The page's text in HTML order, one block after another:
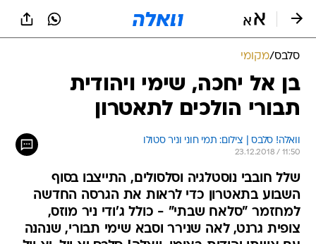
סלבס/מקומי
בן אל יחכה, שימי ויהודית
תבורי הולכים לתאטרון
וואלה! סלבס | צילום: תמי חוני וניר סטולו
23.12.2018 / 11:50
שלל חובבי נוסטלגיה וסלסולים, התייצבו בסוף
השבוע בתאטרון כדי לראות את הגרסה החדשה
למחזמר "סלאח שבתי" - כולל ג'ודי ניר מוזס,
צופית גרנט, לאה שנירר וסבא שימי תבורי, שנהנה